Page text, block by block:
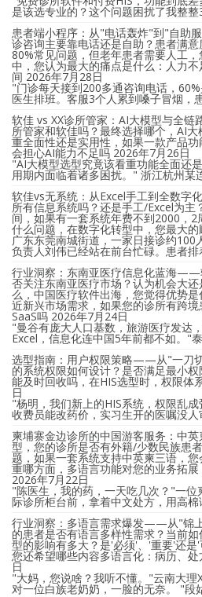
是该选专业的？这个问题困扰了我整
患者端小程序：从"电话轰炸"到"自助
诊咨询主要靠电话还是自助？患者满
80%常见问题，但老年患者需要人工
中，您认为最大的痛点是什么：人力
间 2026年7月28日
"门诊每天接到200多通咨询电话，60%
医生排班。客服3个人累到嗓子冒烟，
软佳 vs XX诊所管家：AI大模型与全链
所管家和软佳吗？最终选择哪个，AI
重全面性还是实用性，如果一款产品
会担心AI能力不足吗 2026年7月26日
"AI大模型选型究竟该看重功能全面还
用期内面临着诸多困扰。" 浙江杭州某
软佳vs无系统：从Excel手工到全数字
所有信息系统吗？还是手工/Excel为主
间，如果有一套系统年费不到2000，
什么问题，在数字化转型中，您最大的
广东东莞南城街道，一家日接诊约100
负责人刘伟已经站在前台忙碌。患者
行业洞察：东南亚医疗信息化蓝海——
否关注东南亚医疗市场？认为机会大
么，中国医疗软件出海，您觉得优势
近新兴市场需求，如果您的诊所有跨
SaaS吗 2026年7月24日
"曼谷有庞大人口基数，旅游医疗发达
Excel，信息化连中国5年前都不如。"
选型指南：用户权限策略——从"一刀
的系统权限如何设计？是否满足最小
能及时回收吗，在HIS选型时，权限体
日
"杨明，我们新上的HIS系统，权限乱成
收费员能改药价，实习生开的医嘱没
柬埔寨金边诊所的中国游客服务：中
型，您的诊所是否有外籍/少数民族患
题，如果一套系统支持中英柬三语，
重哪方面，多语言功能对您的业务拓
2026年7月22日
"陈医生，我的药，一天吃几次？"一位
际诊所柜台前，拿着中文处方，用高
行业洞察：多语言需求爆发——从"锦
的患者是否有语言多样性需求？当前
型的影响有多大？是'必须'、'重要'还是
您还希望哪些内容多语言化：病历、
日
"大妈，您说啥？我听不懂。"云南大理
对一位白族老奶奶，一脸的无奈。 "段